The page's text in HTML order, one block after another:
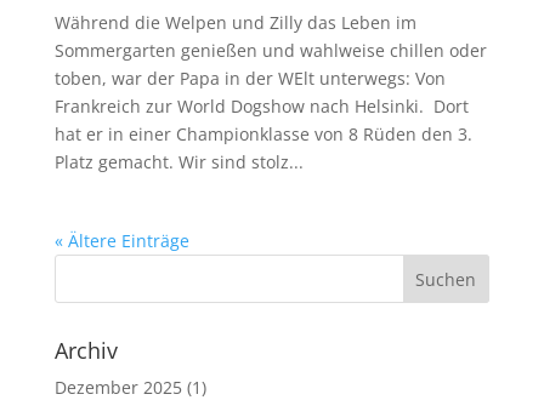
Während die Welpen und Zilly das Leben im
Sommergarten genießen und wahlweise chillen oder
toben, war der Papa in der WElt unterwegs: Von
Frankreich zur World Dogshow nach Helsinki. Dort
hat er in einer Championklasse von 8 Rüden den 3.
Platz gemacht. Wir sind stolz...
« Ältere Einträge
Archiv
Dezember 2025(1)